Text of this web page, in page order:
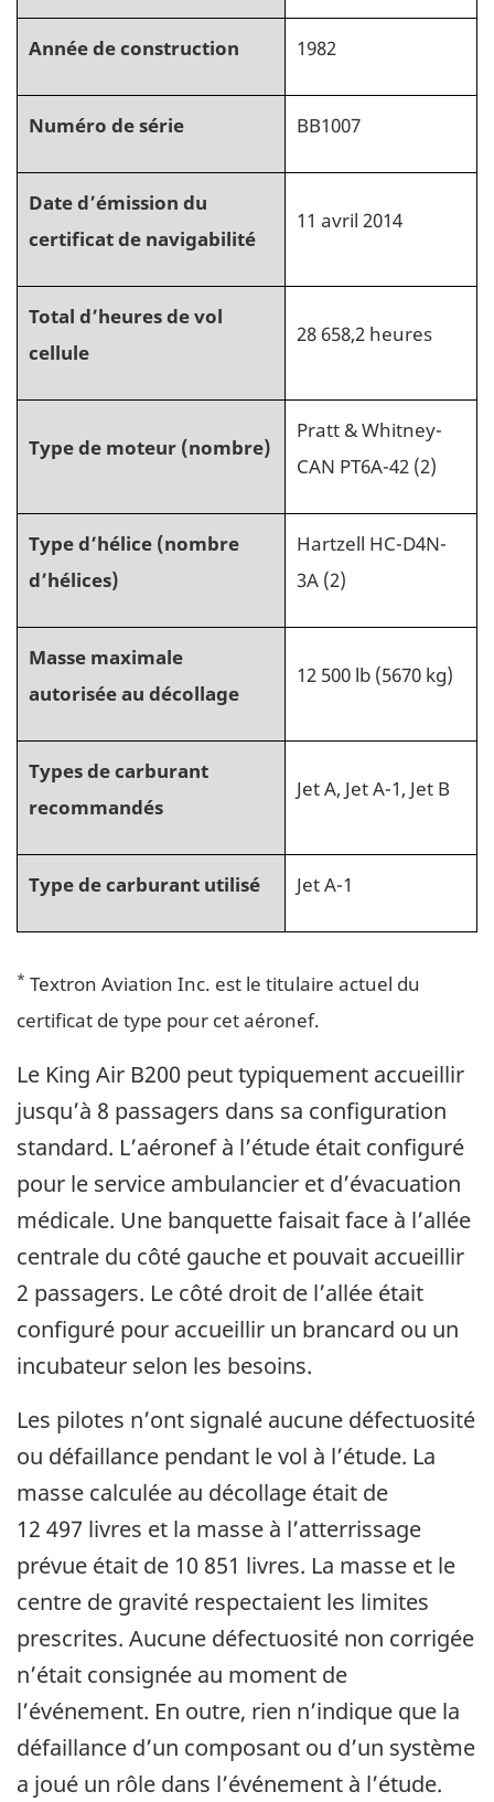
Année de construction 1982
Numéro de série BB1007
Date d’émission du
certificat de navigabilité
11 avril 2014
Total d’heures de vol
cellule
28 658,2 heures
Type de moteur (nombre)
Pratt & Whitney-
CAN PT6A-42 (2)
Type d’hélice (nombre
d’hélices)
Hartzell HC-D4N-
3A (2)
Masse maximale
autorisée au décollage
12 500 lb (5670 kg)
Types de carburant
recommandés
Jet A, Jet A-1, Jet B
Type de carburant utilisé Jet A-1
* Textron Aviation Inc. est le titulaire actuel du
certificat de type pour cet aéronef.
Le King Air B200 peut typiquement accueillir
jusqu’à 8 passagers dans sa configuration
standard. L’aéronef à l’étude était configuré
pour le service ambulancier et d’évacuation
médicale. Une banquette faisait face à l’allée
centrale du côté gauche et pouvait accueillir
2 passagers. Le côté droit de l’allée était
configuré pour accueillir un brancard ou un
incubateur selon les besoins.
Les pilotes n’ont signalé aucune défectuosité
ou défaillance pendant le vol à l’étude. La
masse calculée au décollage était de
12 497 livres et la masse à l’atterrissage
prévue était de 10 851 livres. La masse et le
centre de gravité respectaient les limites
prescrites. Aucune défectuosité non corrigée
n’était consignée au moment de
l’événement. En outre, rien n’indique que la
défaillance d’un composant ou d’un système
a joué un rôle dans l’événement à l’étude.